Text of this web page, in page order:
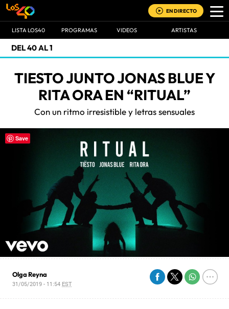
EN DIRECTO
LISTA LOS40 PROGRAMAS VIDEOS ARTISTAS
DEL 40 AL 1
TIESTO JUNTO JONAS BLUE Y
RITA ORA EN “RITUAL”
Con un ritmo irresistible y letras sensuales
Olga Reyna
31/05/2019 - 11:54 EST
Save